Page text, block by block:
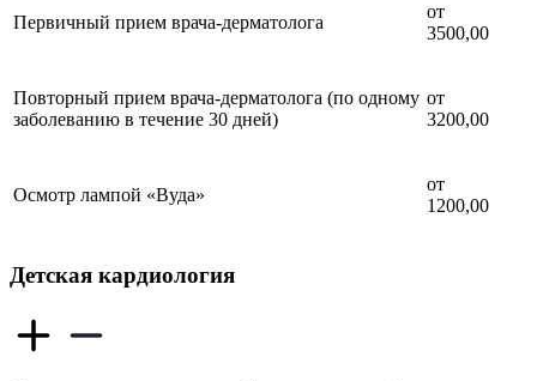
Первичный прием врача-дерматолога
от
3500,00
Повторный прием врача-дерматолога (по одному
заболеванию в течение 30 дней)
от
3200,00
Осмотр лампой «Вуда»
от
1200,00
Детская кардиология